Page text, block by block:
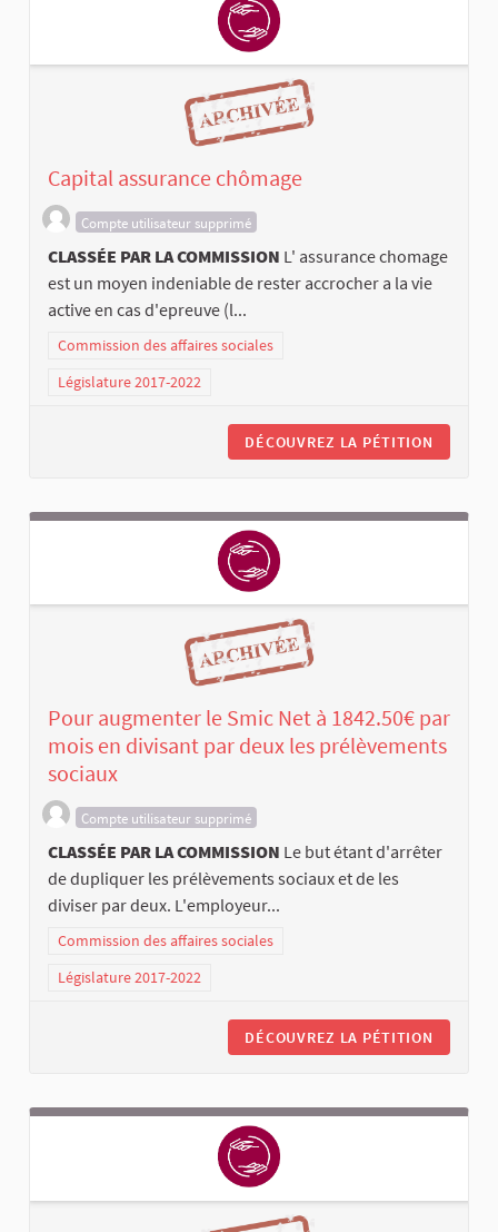
Capital assurance chômage
Compte utilisateur supprimé
CLASSÉE PAR LA COMMISSION L' assurance chomage
est un moyen indeniable de rester accrocher a la vie
active en cas d'epreuve (l...
Commission des affaires sociales
Législature 2017-2022
DÉCOUVREZ LA PÉTITION
Pour augmenter le Smic Net à 1842.50€ par
mois en divisant par deux les prélèvements
sociaux
Compte utilisateur supprimé
CLASSÉE PAR LA COMMISSION Le but étant d'arrêter
de dupliquer les prélèvements sociaux et de les
diviser par deux. L'employeur...
Commission des affaires sociales
Législature 2017-2022
DÉCOUVREZ LA PÉTITION